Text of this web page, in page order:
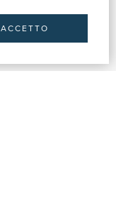
ACCETTO